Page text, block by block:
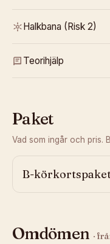
Halkbana (Risk 2)
Teorihjälp
Paket
Vad som ingår och pris.
B-
Omdömen ·